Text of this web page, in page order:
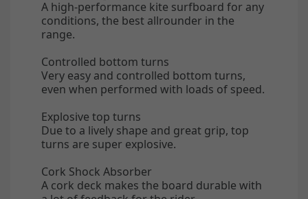
A high-performance kite surfboard for any
conditions, the best allrounder in the
range.
Controlled bottom turns
Very easy and controlled bottom turns,
even when performed with loads of speed.
Explosive top turns
Due to a lively shape and great grip, top
turns are super explosive.
Cork Shock Absorber
A cork deck makes the board durable with